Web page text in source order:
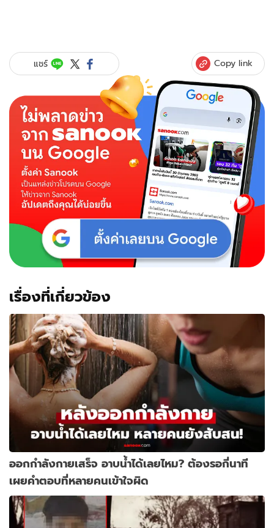
แชร์ Copy link
เรื่องที่เกี่ยวข้อง
ออกกำลังกายเสร็จ อาบน้ำได้เลยไหม? ต้องรอกี่นาที
เผยคำตอบที่หลายคนเข้าใจผิด